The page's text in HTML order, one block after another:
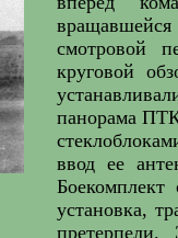
смотровой
круговой
панорама
ввод ее
установка,